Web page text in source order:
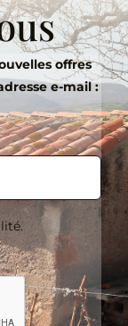
offres
e-mail :